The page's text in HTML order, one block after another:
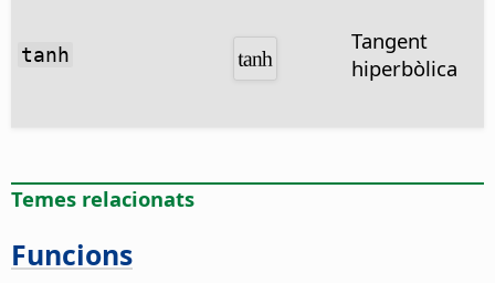
tanh
Tangent
hiperbòlica
Temes relacionats
Funcions